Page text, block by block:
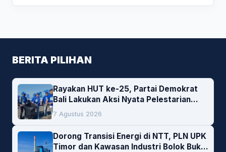
BERITA PILIHAN
Rayakan HUT ke-25, Partai Demokrat
Bali Lakukan Aksi Nyata Pelestarian
Lingkungan
7 Agustus 2026
Dorong Transisi Energi di NTT, PLN UPK
Timor dan Kawasan Industri Bolok Buka